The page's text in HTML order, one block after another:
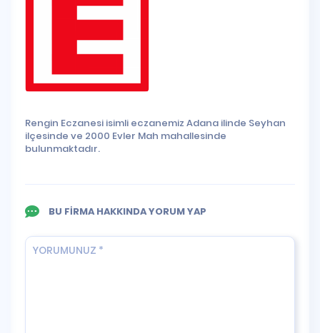
Rengin Eczanesi isimli eczanemiz Adana ilinde Seyhan
ilçesinde ve 2000 Evler Mah mahallesinde
bulunmaktadır.
BU FİRMA HAKKINDA YORUM YAP